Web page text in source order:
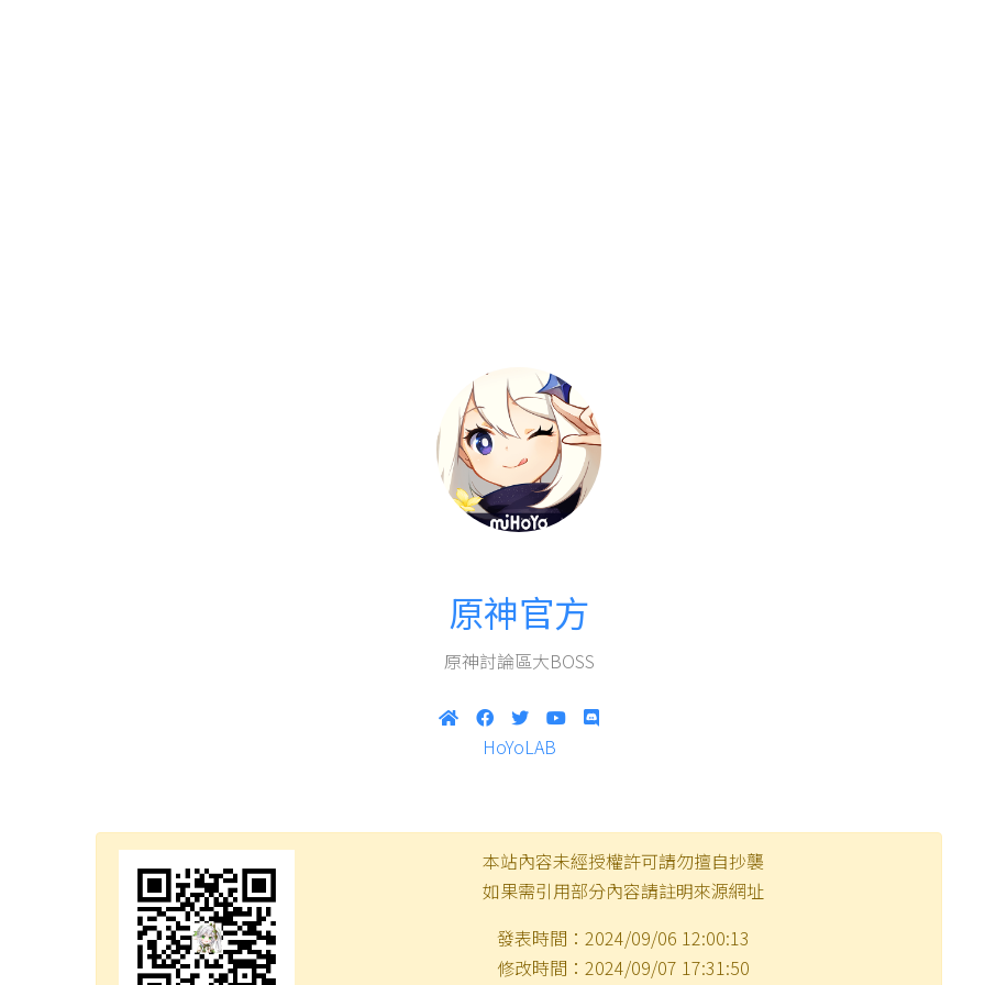
原神官方
原神討論區大BOSS
HoYoLAB
本站內容未經授權許可請勿擅自抄襲
如果需引用部分內容請註明來源網址
發表時間：2024/09/06 12:00:13
修改時間：2024/09/07 17:31:50